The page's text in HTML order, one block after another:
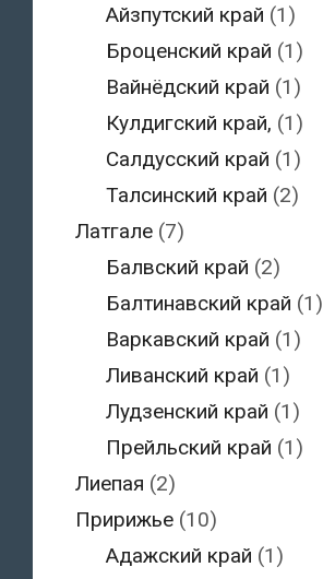
Айзпутский край (1)
Броценский край (1)
Вайнёдский край (1)
Кулдигский край, (1)
Салдусский край (1)
Талсинский край (2)
Латгале(7)
Балвский край (2)
Балтинавский край (1)
Варкавский край (1)
Ливанский край (1)
Лудзенский край (1)
Прейльский край (1)
Лиепая (2)
Пририжье(10)
Адажский край (1)